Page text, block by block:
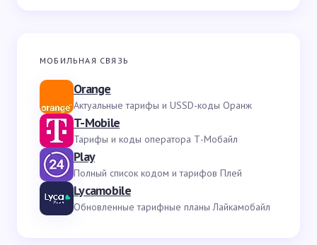
МОБИЛЬНАЯ СВЯЗЬ
Orange
Актуальные тарифы и USSD-коды Оранж
T-Mobile
Тарифы и коды оператора Т-Мобайл
Play
Полный список кодом и тарифов Плей
Lycamobile
Обновленные тарифные планы Лайкамобайл